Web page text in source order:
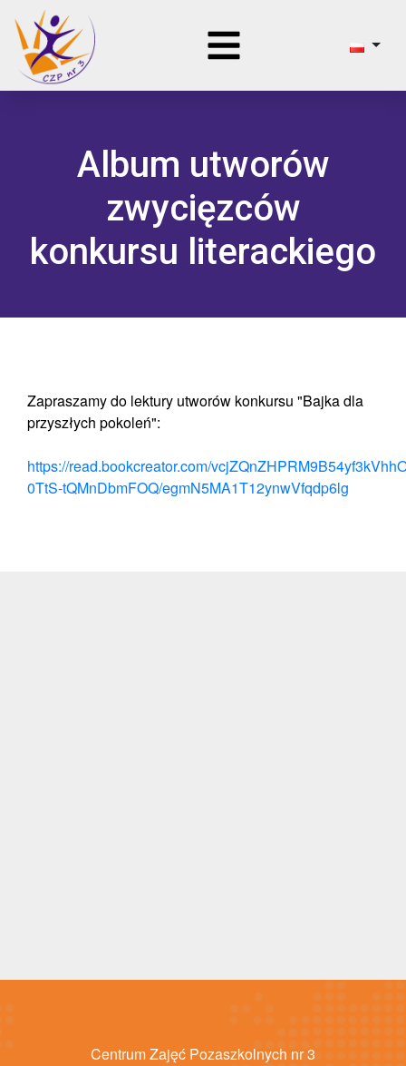
Album utworów
zwycięzców
konkursu literackiego
Zapraszamy do lektury utworów konkursu "Bajka dla
przyszłych pokoleń":
https://read.bookcreator.com/
0TtS-tQMnDbmFOQ/egmN5MA1T12ynwVfqdp6lg
Centrum Zajęć Pozaszkolnych nr 3